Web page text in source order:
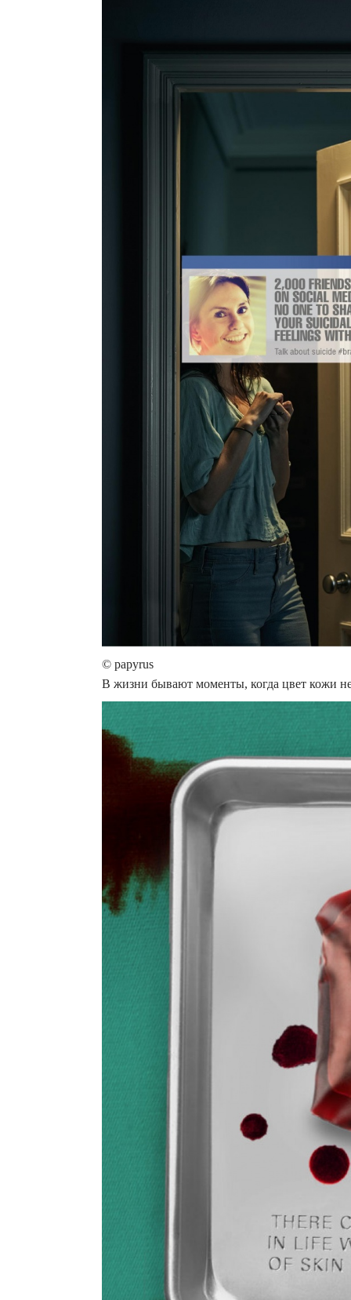
© papyrus
В жизни бывают моменты, когда цвет кожи